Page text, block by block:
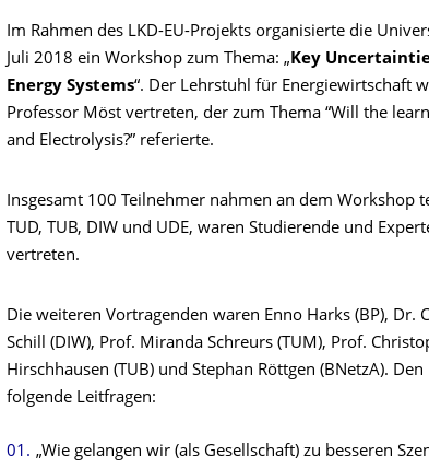
Im Rahmen des LKD-EU-Projekts organisierte die
Juli 2018 ein Workshop zum Thema: „Key
Energy Systems“. Der Lehrstuhl für Energiewirtschaft
Professor Möst vertreten, der zum Thema “Will the
and Electrolysis?” referierte.
Insgesamt 100 Teilnehmer nahmen an dem Workshop
TUD, TUB, DIW und UDE, waren Studierende und
vertreten.
Die weiteren Vortragenden waren Enno Harks (BP), Dr.
Schill (DIW), Prof. Miranda Schreurs (TUM), Prof.
Hirschhausen (TUB) und Stephan Röttgen (BNetzA).
folgende Leitfragen:
„Wie gelangen wir (als Gesellschaft) zu besseren